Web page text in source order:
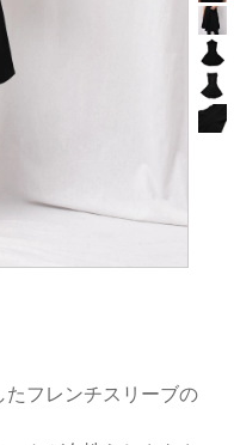
たフレンチスリーブの